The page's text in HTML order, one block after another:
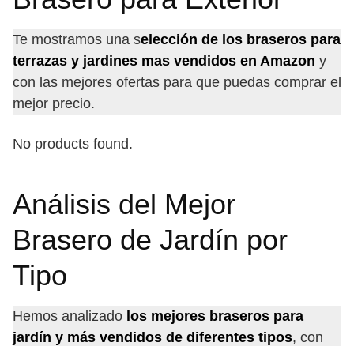
Te mostramos una selección de los braseros para
terrazas y jardines mas vendidos en Amazon y
con las mejores ofertas para que puedas comprar el
mejor precio.
No products found.
Análisis del Mejor
Brasero de Jardín por
Tipo
Hemos analizado los mejores braseros para
jardín y más vendidos de diferentes tipos, con